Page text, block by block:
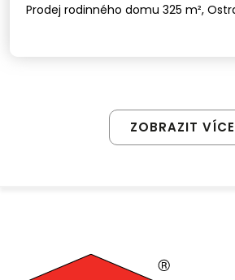
Prodej rodinného domu 325 m²,
ZOBRAZIT VÍCE